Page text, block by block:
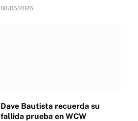
08/05/2026
Dave Bautista recuerda su
fallida prueba en WCW